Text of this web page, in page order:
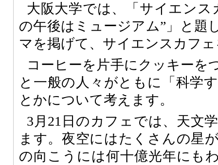
大阪大学では、「サイエンス
の午後はミュージアム”」と題
マを掲げて、サイエンスカフ
コーヒーを片手にクッキーを
と一般の人々がともに「科学
とかについて考えます。
3月21日のカフェでは、天文
ます。夜空にはたくさんの星
の向こうには何十億光年にも